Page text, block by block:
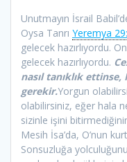
Unutmayın İsrail
Oysa Tanrı Yeremya
gelecek hazırlıyordu.
gelecek hazırlıyordu.
nasıl tanıklık ettinse,
gerekir.Yorgun
olabilirsiniz, eğer hala
sizinle işini
Mesih İsa’da, O’nun
Sonsuzluğa